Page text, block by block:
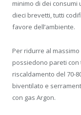
minimo di dei consumi
dieci brevetti, tutti
favore dell’ambiente.
Per ridurre al
possiedono pareti con
riscaldamento del 70-
biventilato e
con gas Argon.